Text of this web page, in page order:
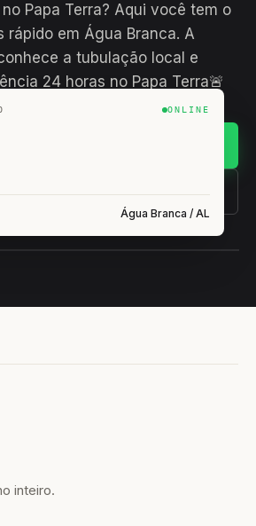
Papa Terra? Aqui você tem o
rápido em Água Branca. A
a tubulação local e
24 horas no Papa Terra🚨
(11) 93407-8838
ONLINE
Água Branca / AL
inteiro.